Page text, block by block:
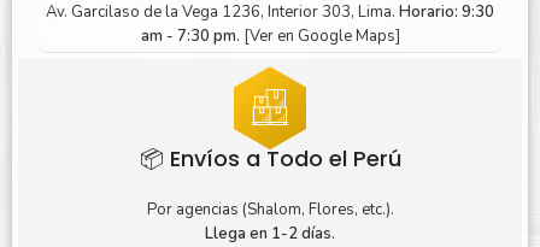
Av. Garcilaso de la Vega 1236, Interior 303, Lima. Horario: 9:30
am - 7:30 pm. [Ver en Google Maps]
📦 Envíos a Todo el Perú
Por agencias (Shalom, Flores, etc.).
Llega en 1-2 días.